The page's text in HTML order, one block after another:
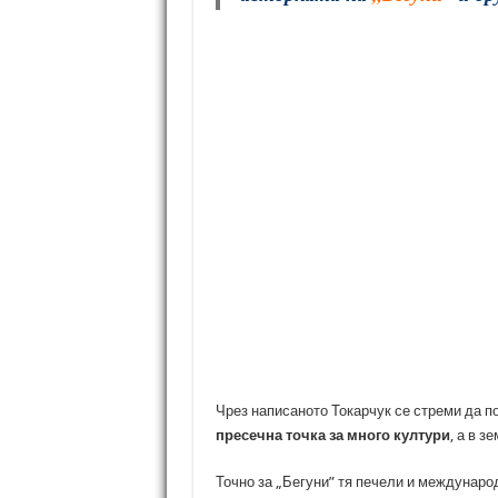
Чрез написаното Токарчук се стреми да
пресечна точка за много култури, а в
Точно за „Бегуни” тя печели и